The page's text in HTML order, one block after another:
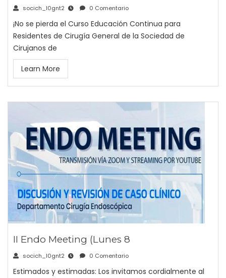
socich_l0gnt2 0 Comentario
¡No se pierda el Curso Educación Continua para
Residentes de Cirugía General de la Sociedad de
Cirujanos de
Learn More
II Endo Meeting (Lunes 8
socich_l0gnt2 0 Comentario
Estimados y estimadas: Los invitamos cordialmente al